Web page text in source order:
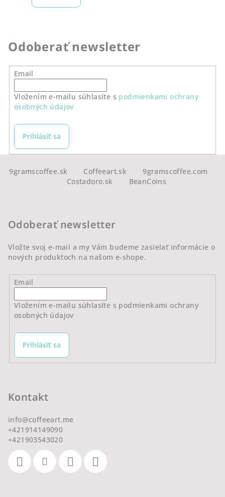
Odoberať newsletter
Email
Vložením e-mailu súhlasíte s podmienkami ochrany
osobných údajov
Prihlásiť sa
9gramscoffee.sk Coffeeart.sk
9gramscoffee.com
Costadoro.sk
BeanCoins
Odoberať newsletter
Vložte svoj e-mail a my Vám budeme zasielať informácie o
nových produktoch na našom e-shope.
Email
Vložením e-mailu súhlasíte s podmienkami ochrany
osobných údajov
Prihlásiť sa
Kontakt
info@coffeeart.me
+421914149090
+421903543020